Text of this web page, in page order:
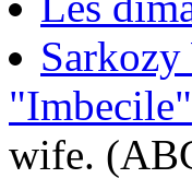
"Imbecile"
wife.